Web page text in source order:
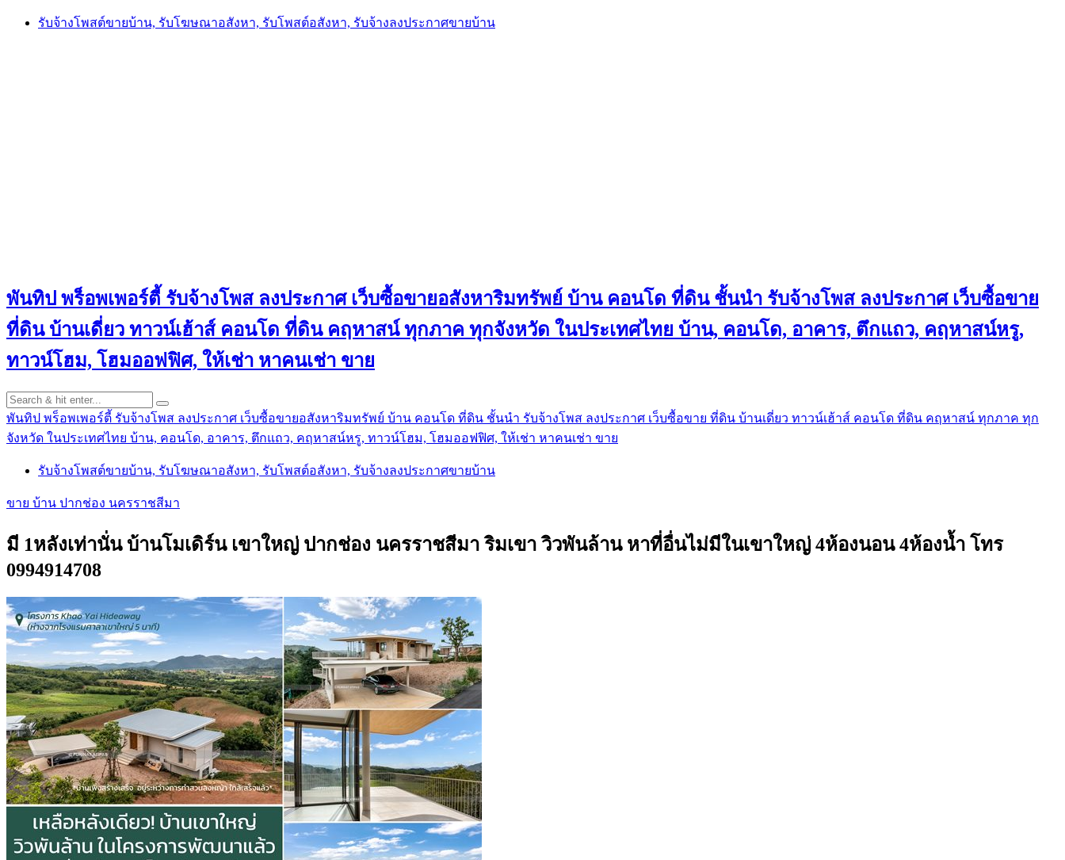
Skip
รับจ้างโพสต์ขายบ้าน, รับโฆษณาอสังหา, รับโพสต์อสังหา, รับจ้างลงประกาศขายบ้าน
พันทิป พร็อพเพอร์ตี้ รับจ้างโพส ลงประกาศ เว็บซื้อขายอสังหาริมทรัพย์ บ้าน คอนโด ที่ดิน ชั้นนำ รับจ้างโพส ลงประกาศ เว็บซื้อขาย
ที่ดิน บ้านเดี่ยว ทาวน์เฮ้าส์ คอนโด ที่ดิน คฤหาสน์ ทุกภาค ทุกจังหวัด ในประเทศไทย บ้าน, คอนโด, อาคาร, ตึกแถว, คฤหาสน์หรู,
ทาวน์โฮม, โฮมออฟฟิศ, ให้เช่า หาคนเช่า ขาย
พันทิป พร็อพเพอร์ตี้ รับจ้างโพส ลงประกาศ เว็บซื้อขายอสังหาริมทรัพย์ บ้าน คอนโด ที่ดิน ชั้นนำ รับจ้างโพส ลงประกาศ เว็บซื้อขาย ที่ดิน บ้านเดี่ยว ทาวน์เฮ้าส์ คอนโด ที่ดิน คฤหาสน์ ทุกภาค ทุก
จังหวัด ในประเทศไทย บ้าน, คอนโด, อาคาร, ตึกแถว, คฤหาสน์หรู, ทาวน์โฮม, โฮมออฟฟิศ, ให้เช่า หาคนเช่า ขาย
รับจ้างโพสต์ขายบ้าน, รับโฆษณาอสังหา, รับโพสต์อสังหา, รับจ้างลงประกาศขายบ้าน
ขาย บ้าน ปากช่อง นครราชสีมา
มี 1หลังเท่านั่น บ้านโมเดิร์น เขาใหญ่ ปากช่อง นครราชสีมา ริมเขา วิวพันล้าน หาที่อื่นไม่มีในเขาใหญ่ 4ห้องนอน 4ห้องน้ำ โทร
0994914708